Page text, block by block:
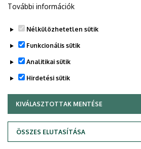
Adatvédelem
További információk
Nélkülözhetetlen sütik
Funkcionális sütik
Analitikai sütik
Hirdetési sütik
KIVÁLASZTOTTAK MENTÉSE
ÖSSZES ELUTASÍTÁSA
WITHDRAW CONSENT